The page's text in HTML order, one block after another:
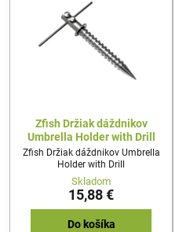
Zfish Držiak dáždnikov
Umbrella Holder with Drill
Zfish Držiak dáždnikov Umbrella
Holder with Drill
Skladom
15,88 €
Do košíka